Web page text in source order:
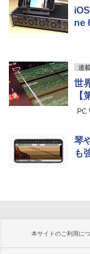
ne
連
世
【
PC
琴
も
本サイトのご利用に